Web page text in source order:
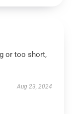
or too short,
Aug 23, 2024